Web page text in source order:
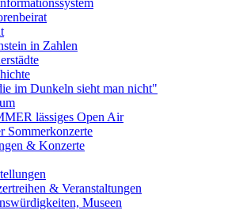
in Zahlen
im Dunkeln sieht man nicht"
lässiges Open Air
Sommerkonzerte
& Konzerte
& Veranstaltungen
Museen